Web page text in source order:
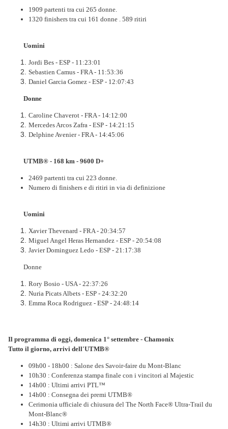
1909 partenti tra cui 265 donne.
1320 finishers tra cui 161 donne . 589 ritiri
Uomini
Jordi Bes - ESP - 11:23:01
Sebastien Camus - FRA - 11:53:36
Daniel Garcia Gomez - ESP - 12:07:43
Donne
Caroline Chaverot - FRA - 14:12:00
Mercedes Arcos Zafra - ESP - 14:21:15
Delphine Avenier - FRA - 14:45:06
UTMB® - 168 km - 9600 D+
2469 partenti tra cui 223 donne.
Numero di finishers e di ritiri in via di definizione
Uomini
Xavier Thevenard - FRA - 20:34:57
Miguel Angel Heras Hernandez - ESP - 20:54:08
Javier Dominguez Ledo - ESP - 21:17:38
Donne
Rory Bosio - USA - 22:37:26
Nuria Picats Albets - ESP - 24:32:20
Emma Roca Rodriguez - ESP - 24:48:14
Il programma di oggi, domenica 1° settembre - Chamonix
Tutto il giorno, arrivi dell'UTMB®
09h00 - 18h00 : Salone des Savoir-faire du Mont-Blanc
10h30 : Conferenza stampa finale con i vincitori al Majestic
14h00 : Ultimi arrivi PTL™
14h00 : Consegna dei premi UTMB®
Cerimonia ufficiale di chiusura del The North Face® Ultra-Trail du
Mont-Blanc®
14h30 : Ultimi arrivi UTMB®